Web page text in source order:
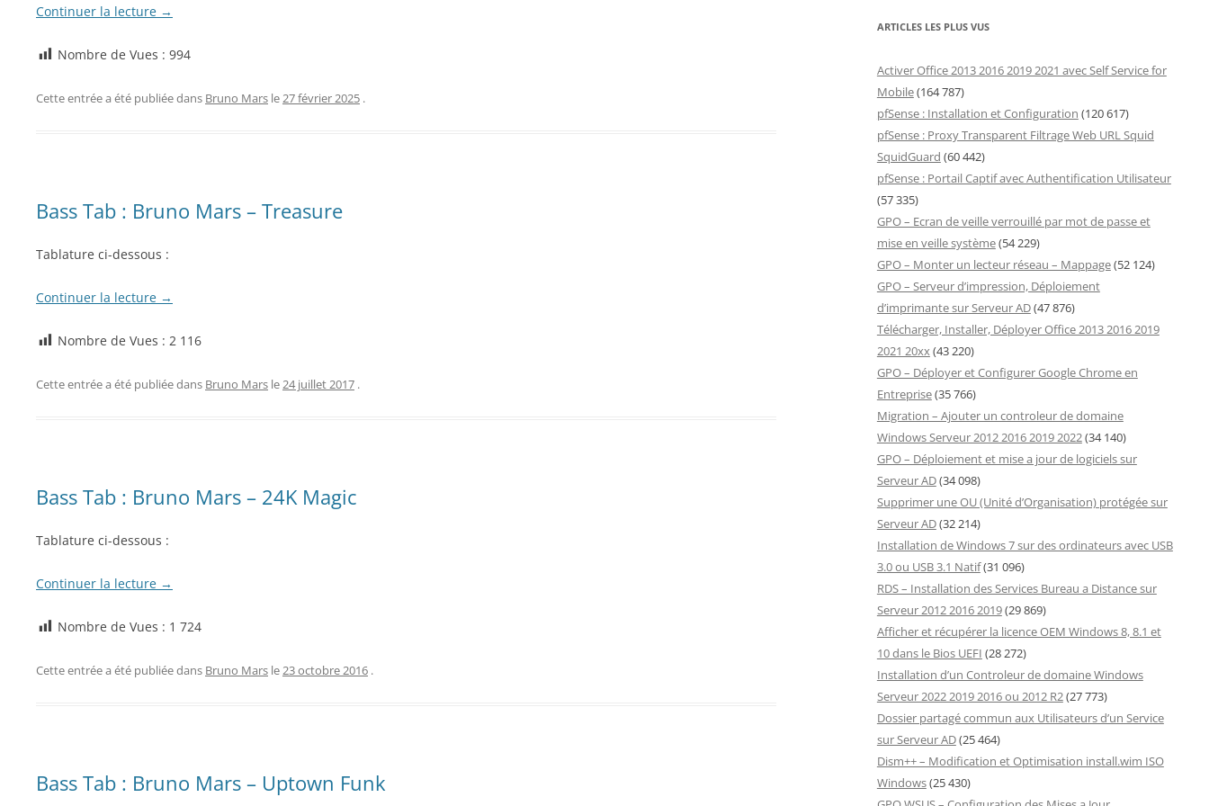
Continuer la lecture →
Nombre de Vues : 994
Cette entrée a été publiée dans Bruno Mars le27 février 2025 .
Bass Tab : Bruno Mars – Treasure
Tablature ci-dessous :
Continuer la lecture →
Nombre de Vues : 2 116
Cette entrée a été publiée dans Bruno Mars le24 juillet 2017 .
Bass Tab : Bruno Mars – 24K Magic
Tablature ci-dessous :
Continuer la lecture →
Nombre de Vues : 1 724
Cette entrée a été publiée dans Bruno Mars le23 octobre 2016 .
Bass Tab : Bruno Mars – Uptown Funk
ARTICLES LES PLUS VUS
Activer Office 2013 2016 2019 2021 avec Self Service for
Mobile(164 787)
pfSense : Installation et Configuration (120 617)
pfSense : Proxy Transparent Filtrage Web URL Squid
SquidGuard (60 442)
pfSense : Portail Captif avec Authentification Utilisateur
(57 335)
GPO – Ecran de veille verrouillé par mot de passe et
mise en veille système(54 229)
GPO – Monter un lecteur réseau – Mappage(52 124)
GPO – Serveur d’impression, Déploiement
d’imprimante sur Serveur AD(47 876)
Télécharger, Installer, Déployer Office 2013 2016 2019
2021 20xx(43 220)
GPO – Déployer et Configurer Google Chrome en
Entreprise(35 766)
Migration – Ajouter un controleur de domaine
Windows Serveur 2012 2016 2019 2022(34 140)
GPO – Déploiement et mise a jour de logiciels sur
Serveur AD(34 098)
Supprimer une OU (Unité d’Organisation) protégée sur
Serveur AD(32 214)
Installation de Windows 7 sur des ordinateurs avec USB
3.0 ou USB 3.1 Natif(31 096)
RDS – Installation des Services Bureau a Distance sur
Serveur 2012 2016 2019(29 869)
Afficher et récupérer la licence OEM Windows 8, 8.1 et
10 dans le Bios UEFI (28 272)
Installation d’un Controleur de domaine Windows
Serveur 2022 2019 2016 ou 2012 R2(27 773)
Dossier partagé commun aux Utilisateurs d’un Service
sur Serveur AD(25 464)
Dism++ – Modification et Optimisation install.wim ISO
Windows(25 430)